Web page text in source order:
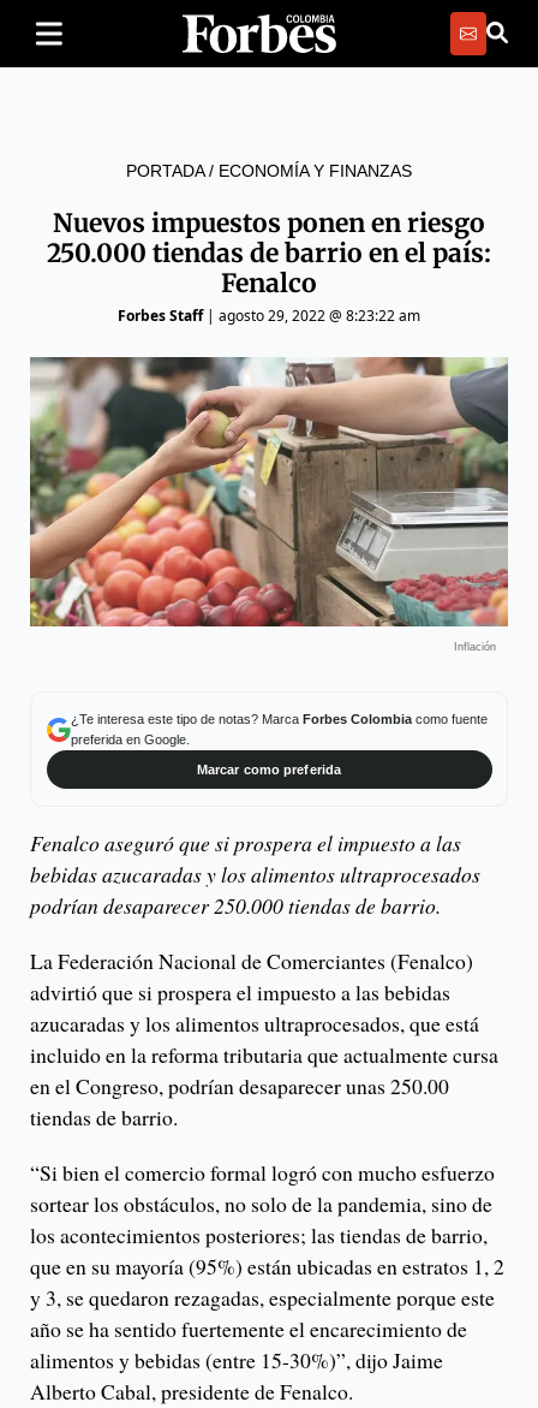
PORTADA/ ECONOMÍA Y FINANZAS
Nuevos impuestos ponen en riesgo
250.000 tiendas de barrio en el país:
Fenalco
Forbes Staff| agosto 29, 2022 @ 8:23:22 am
Inflación
¿Te interesa este tipo de notas? Marca Forbes Colombiacomo fuente
preferida en Google.
Marcar como preferida
Fenalco aseguró que si prospera el impuesto a las
bebidas azucaradas y los alimentos ultraprocesados
podrían desaparecer 250.000 tiendas de barrio.
La Federación Nacional de Comerciantes (Fenalco)
advirtió que si prospera el impuesto a las bebidas
azucaradas y los alimentos ultraprocesados, que está
incluido en la reforma tributaria que actualmente cursa
en el Congreso, podrían desaparecer unas 250.00
tiendas de barrio.
“Si bien el comercio formal logró con mucho esfuerzo
sortear los obstáculos, no solo de la pandemia, sino de
los acontecimientos posteriores; las tiendas de barrio,
que en su mayoría (95%) están ubicadas en estratos 1, 2
y 3, se quedaron rezagadas, especialmente porque este
año se ha sentido fuertemente el encarecimiento de
alimentos y bebidas (entre 15-30%)”, dijo Jaime
Alberto Cabal, presidente de Fenalco.